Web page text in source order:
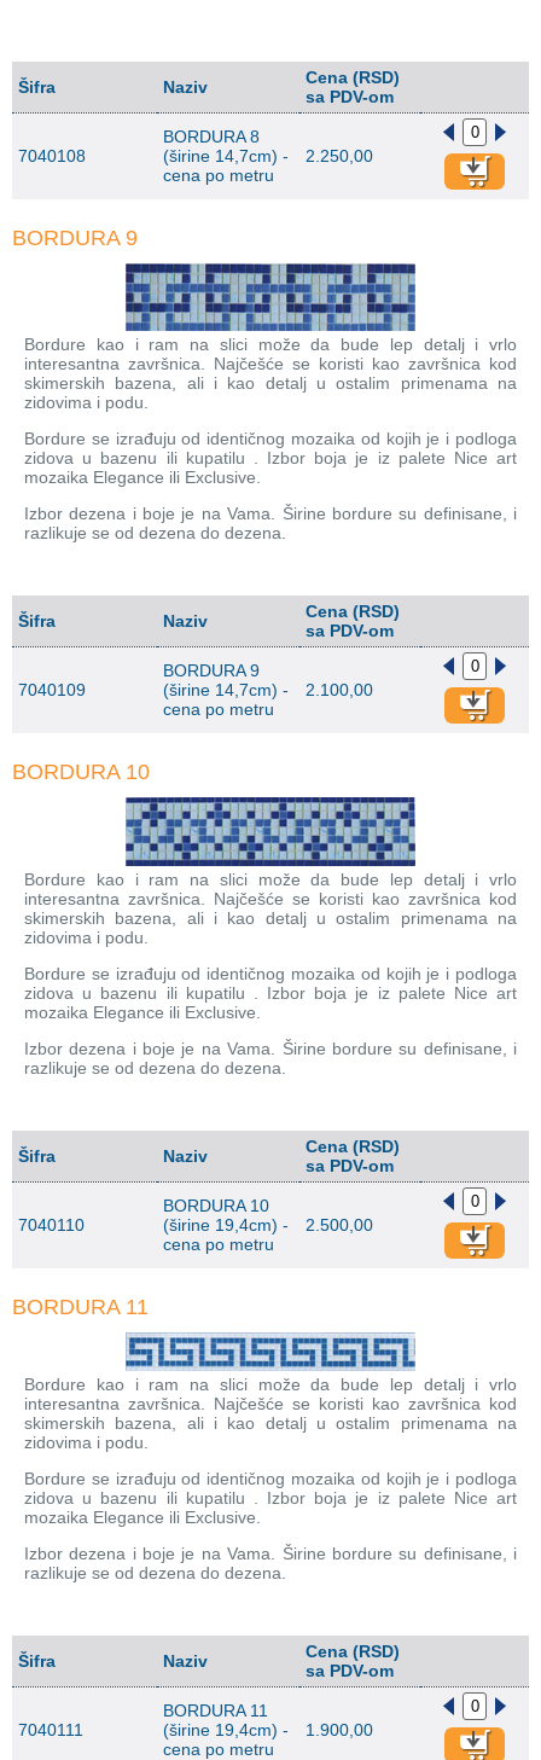
Šifra Naziv
Cena (RSD)
sa PDV-om
7040108
BORDURA 8
(širine 14,7cm) -
cena po metru
2.250,00
BORDURA 9
Bordure kao i ram na slici može da bude lep detalj i vrlo
interesantna završnica. Najčešće se koristi kao završnica kod
skimerskih bazena, ali i kao detalj u ostalim primenama na
zidovima i podu.
Bordure se izrađuju od identičnog mozaika od kojih je i podloga
zidova u bazenu ili kupatilu . Izbor boja je iz palete Nice art
mozaika Elegance ili Exclusive.
Izbor dezena i boje je na Vama. Širine bordure su definisane, i
razlikuje se od dezena do dezena.
Šifra Naziv
Cena (RSD)
sa PDV-om
7040109
BORDURA 9
(širine 14,7cm) -
cena po metru
2.100,00
BORDURA 10
Bordure kao i ram na slici može da bude lep detalj i vrlo
interesantna završnica. Najčešće se koristi kao završnica kod
skimerskih bazena, ali i kao detalj u ostalim primenama na
zidovima i podu.
Bordure se izrađuju od identičnog mozaika od kojih je i podloga
zidova u bazenu ili kupatilu . Izbor boja je iz palete Nice art
mozaika Elegance ili Exclusive.
Izbor dezena i boje je na Vama. Širine bordure su definisane, i
razlikuje se od dezena do dezena.
Šifra Naziv
Cena (RSD)
sa PDV-om
7040110
BORDURA 10
(širine 19,4cm) -
cena po metru
2.500,00
BORDURA 11
Bordure kao i ram na slici može da bude lep detalj i vrlo
interesantna završnica. Najčešće se koristi kao završnica kod
skimerskih bazena, ali i kao detalj u ostalim primenama na
zidovima i podu.
Bordure se izrađuju od identičnog mozaika od kojih je i podloga
zidova u bazenu ili kupatilu . Izbor boja je iz palete Nice art
mozaika Elegance ili Exclusive.
Izbor dezena i boje je na Vama. Širine bordure su definisane, i
razlikuje se od dezena do dezena.
Šifra Naziv
Cena (RSD)
sa PDV-om
7040111
BORDURA 11
(širine 19,4cm) -
cena po metru
1.900,00